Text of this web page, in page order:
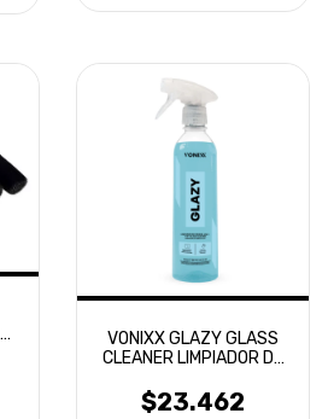
VONIXX GLAZY GLASS
CLEANER LIMPIADOR DE
$23.462